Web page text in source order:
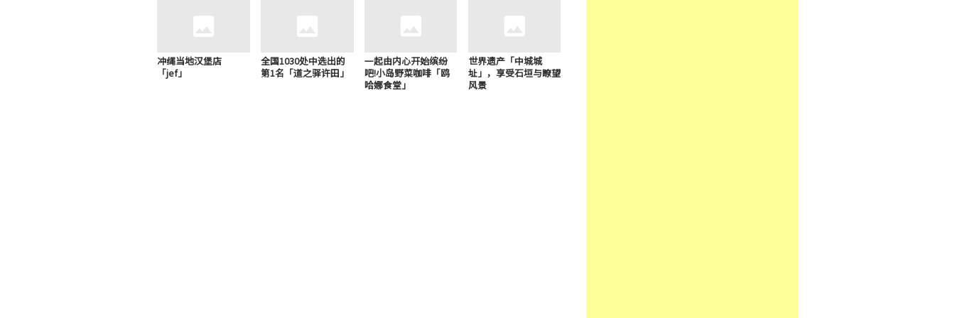
冲绳当地汉堡店
「jef」
全国1030处中选出的
第1名「道之驿许田」
一起由内心开始缤纷
吧!小岛野菜咖啡「鸥
哈娜食堂」
世界遗产「中城城
址」，享受石垣与瞭望
风景